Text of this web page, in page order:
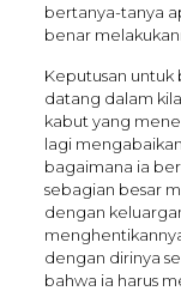
bertanya-tanya
benar
Keputusan
datang dalam
kabut yang
lagi
bagaimana ia
sebagian besar
dengan
dengan dirinya
bahwa ia harus